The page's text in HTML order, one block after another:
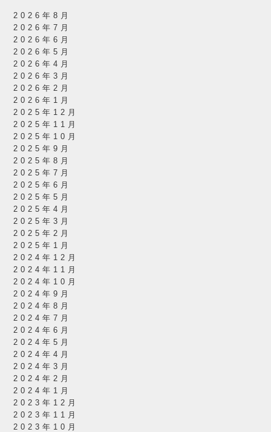
2026年8月
2026年7月
2026年6月
2026年5月
2026年4月
2026年3月
2026年2月
2026年1月
2025年12月
2025年11月
2025年10月
2025年9月
2025年8月
2025年7月
2025年6月
2025年5月
2025年4月
2025年3月
2025年2月
2025年1月
2024年12月
2024年11月
2024年10月
2024年9月
2024年8月
2024年7月
2024年6月
2024年5月
2024年4月
2024年3月
2024年2月
2024年1月
2023年12月
2023年11月
2023年10月